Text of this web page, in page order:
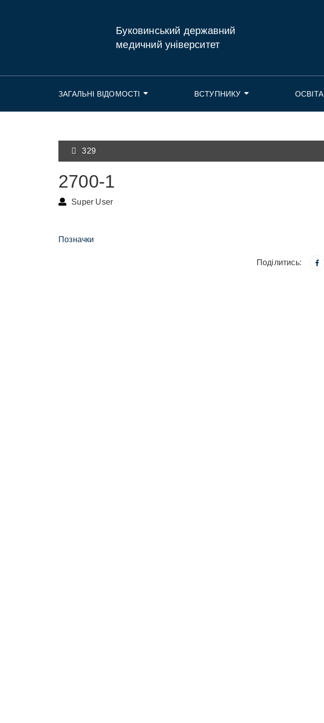
Буковинський державний
медичний університет
ЗАГАЛЬНІ ВІДОМОСТІ ВСТУПНИКУ ОСВІТА
329
2700-1
Super User
Позначки
Поділитись: